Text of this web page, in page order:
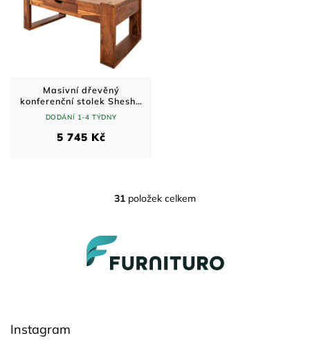
Masivní dřevěný
konferenční stolek Shesha
– přírodní 100 cm
DODÁNÍ 1-4 TÝDNY
5 745 Kč
O
d
a
31 položek celkem
Instagram